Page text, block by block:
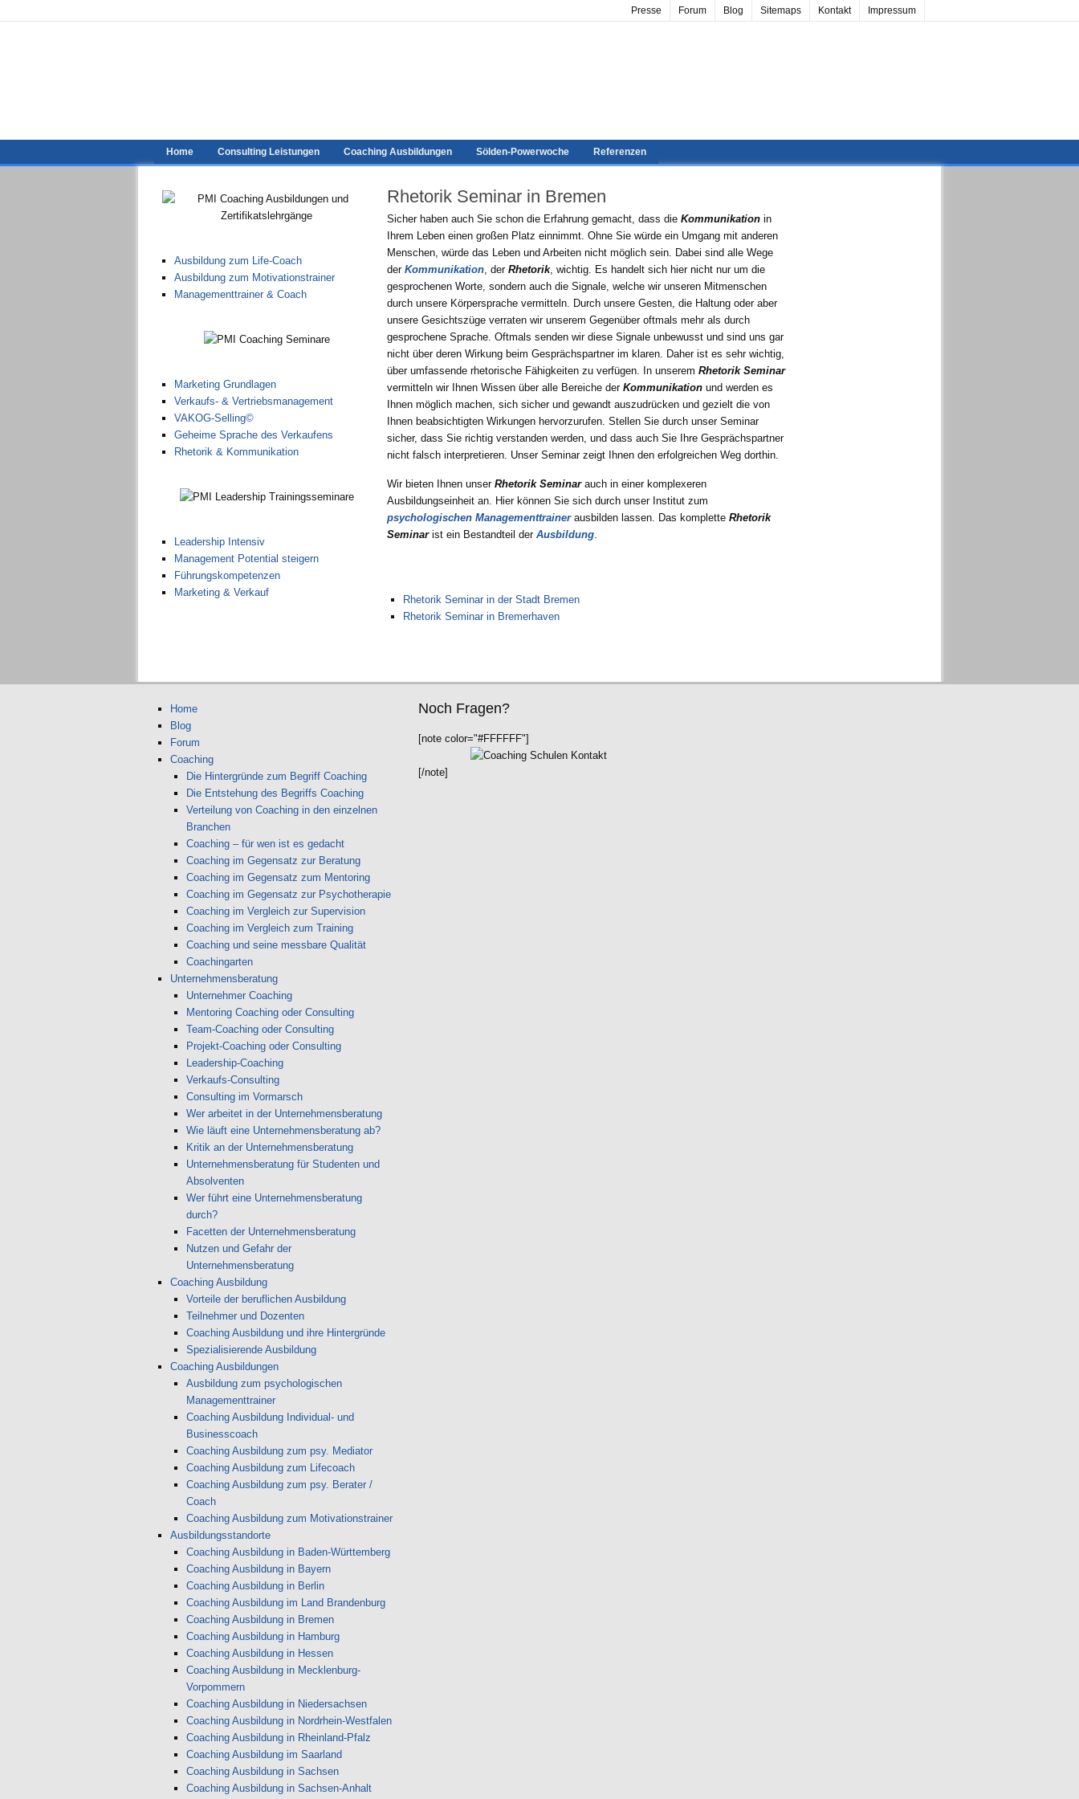
Presse Forum Blog Sitemaps Kontakt Impressum
Home Consulting Leistungen Coaching Ausbildungen Sölden-Powerwoche Referenzen
Rhetorik Seminar in Bremen
Sicher haben auch Sie schon die Erfahrung gemacht, dass die Kommunikation in
Ihrem Leben einen großen Platz einnimmt. Ohne Sie würde ein Umgang mit anderen
Menschen, würde das Leben und Arbeiten nicht möglich sein. Dabei sind alle Wege
der Kommunikation, der Rhetorik, wichtig. Es handelt sich hier nicht nur um die
gesprochenen Worte, sondern auch die Signale, welche wir unseren Mitmenschen
durch unsere Körpersprache vermitteln. Durch unsere Gesten, die Haltung oder aber
unsere Gesichtszüge verraten wir unserem Gegenüber oftmals mehr als durch
gesprochene Sprache. Oftmals senden wir diese Signale unbewusst und sind uns gar
nicht über deren Wirkung beim Gesprächspartner im klaren. Daher ist es sehr wichtig,
über umfassende rhetorische Fähigkeiten zu verfügen. In unserem Rhetorik Seminar
vermitteln wir Ihnen Wissen über alle Bereiche der Kommunikation und werden es
Ihnen möglich machen, sich sicher und gewandt auszudrücken und gezielt die von
Ihnen beabsichtigten Wirkungen hervorzurufen. Stellen Sie durch unser Seminar
sicher, dass Sie richtig verstanden werden, und dass auch Sie Ihre Gesprächspartner
nicht falsch interpretieren. Unser Seminar zeigt Ihnen den erfolgreichen Weg dorthin.
Wir bieten Ihnen unser Rhetorik Seminarauch in einer komplexeren
Ausbildungseinheit an. Hier können Sie sich durch unser Institut zum
psychologischen Managementtrainer ausbilden lassen. Das komplette Rhetorik
Seminarist ein Bestandteil der Ausbildung.
Rhetorik Seminar in der Stadt Bremen
Rhetorik Seminar in Bremerhaven
Ausbildung zum Life-Coach
Ausbildung zum Motivationstrainer
Managementtrainer & Coach
Marketing Grundlagen
Verkaufs- & Vertriebsmanagement
VAKOG-Selling©
Geheime Sprache des Verkaufens
Rhetorik & Kommunikation
Leadership Intensiv
Management Potential steigern
Führungskompetenzen
Marketing & Verkauf
Home
Blog
Forum
Coaching
Die Hintergründe zum Begriff Coaching
Die Entstehung des Begriffs Coaching
Verteilung von Coaching in den einzelnen
Branchen
Coaching – für wen ist es gedacht
Coaching im Gegensatz zur Beratung
Coaching im Gegensatz zum Mentoring
Coaching im Gegensatz zur Psychotherapie
Coaching im Vergleich zur Supervision
Coaching im Vergleich zum Training
Coaching und seine messbare Qualität
Coachingarten
Unternehmensberatung
Unternehmer Coaching
Mentoring Coaching oder Consulting
Team-Coaching oder Consulting
Projekt-Coaching oder Consulting
Leadership-Coaching
Verkaufs-Consulting
Consulting im Vormarsch
Wer arbeitet in der Unternehmensberatung
Wie läuft eine Unternehmensberatung ab?
Kritik an der Unternehmensberatung
Unternehmensberatung für Studenten und
Absolventen
Wer führt eine Unternehmensberatung
durch?
Facetten der Unternehmensberatung
Nutzen und Gefahr der
Unternehmensberatung
Coaching Ausbildung
Vorteile der beruflichen Ausbildung
Teilnehmer und Dozenten
Coaching Ausbildung und ihre Hintergründe
Spezialisierende Ausbildung
Coaching Ausbildungen
Ausbildung zum psychologischen
Managementtrainer
Coaching Ausbildung Individual- und
Businesscoach
Coaching Ausbildung zum psy. Mediator
Coaching Ausbildung zum Lifecoach
Coaching Ausbildung zum psy. Berater /
Coach
Coaching Ausbildung zum Motivationstrainer
Ausbildungsstandorte
Coaching Ausbildung in Baden-Württemberg
Coaching Ausbildung in Bayern
Coaching Ausbildung in Berlin
Coaching Ausbildung im Land Brandenburg
Coaching Ausbildung in Bremen
Coaching Ausbildung in Hamburg
Coaching Ausbildung in Hessen
Coaching Ausbildung in Mecklenburg-
Vorpommern
Coaching Ausbildung in Niedersachsen
Coaching Ausbildung in Nordrhein-Westfalen
Coaching Ausbildung in Rheinland-Pfalz
Coaching Ausbildung im Saarland
Coaching Ausbildung in Sachsen
Coaching Ausbildung in Sachsen-Anhalt
Noch Fragen?
[note color="#FFFFFF"]
[/note]